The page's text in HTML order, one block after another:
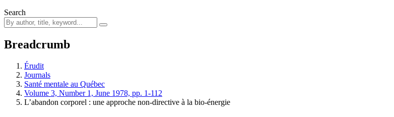
Search
Breadcrumb
Érudit
Journals
Santé mentale au Québec
Volume 3, Number 1, June 1978, pp. 1-112
L’abandon corporel : une approche non-directive à la bio-énergie